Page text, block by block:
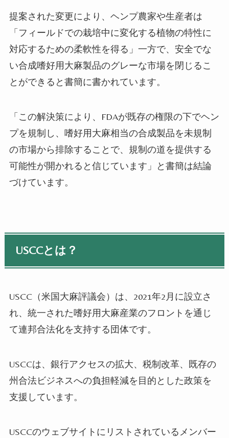
提案された変更により、ヘンプ農家や生産者は
「フィールドでの栽培中に変化する植物の特性に
対応するための柔軟性を得る」一方で、安全でな
い合成嗜好用大麻製品のグレーな市場を閉じるこ
とができると書簡に書かれています。
「この解決策により、FDAが既存の権限の下でヘン
プを規制し、嗜好用大麻相当の合成製品を未規制
の市場から排除することで、規制の道を提供する
可能性が開かれると信じています」と書簡は結論
づけています。
USCCとは？
USCC（米国大麻評議会）は、2021年2月に設立さ
れ、統一された嗜好用大麻産業のフロントを通じ
て連邦合法化を支持する団体です。
USCCは、銀行アクセスの拡大、税制改革、既存の
州合法ビジネスへの負担軽減を目的とした政策を
支援しています。
USCCのウェブサイトにリストされているメンバー